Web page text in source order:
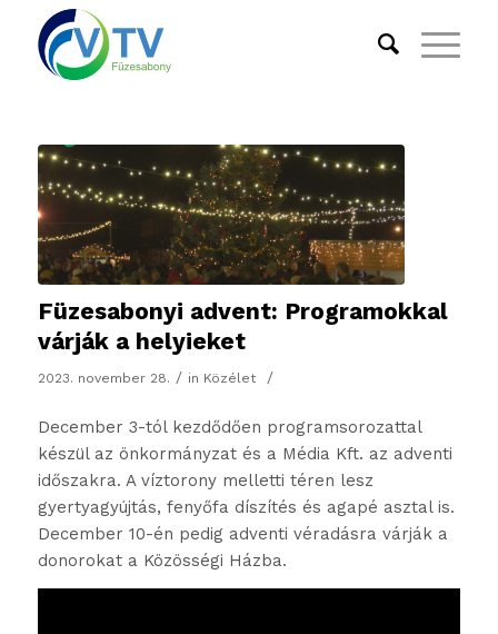
Füzesabonyi advent: Programokkal
várják a helyieket
2023. november 28. / in Közélet /
December 3-tól kezdődően programsorozattal
készül az önkormányzat és a Média Kft. az adventi
időszakra. A víztorony melletti téren lesz
gyertyagyújtás, fenyőfa díszítés és agapé asztal is.
December 10-én pedig adventi véradásra várják a
donorokat a Közösségi Házba.